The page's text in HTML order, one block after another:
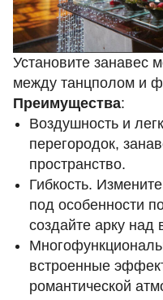
Установите занавес
между танцполом и
Преимущества:
Воздушность и
перегородок,
пространство.
Гибкость.
под особенности
создайте арку над
встроенные
романтической